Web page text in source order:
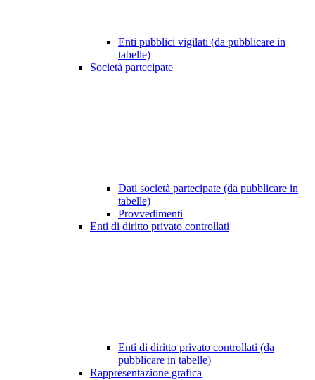
Enti pubblici vigilati (da pubblicare in
tabelle)
Società partecipate
Dati società partecipate (da pubblicare in
tabelle)
Provvedimenti
Enti di diritto privato controllati
Enti di diritto privato controllati (da
pubblicare in tabelle)
Rappresentazione grafica